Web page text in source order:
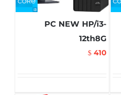
PC NEW HP/i3-
12th8G
$ 410